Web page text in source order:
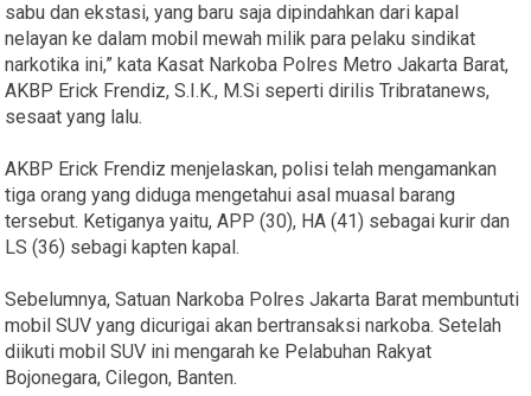
sabu dan ekstasi, yang baru saja dipindahkan dari kapal
nelayan ke dalam mobil mewah milik para pelaku sindikat
narkotika ini,” kata Kasat Narkoba Polres Metro Jakarta Barat,
AKBP Erick Frendiz, S.I.K., M.Si seperti dirilis Tribratanews,
sesaat yang lalu.
AKBP Erick Frendiz menjelaskan, polisi telah mengamankan
tiga orang yang diduga mengetahui asal muasal barang
tersebut. Ketiganya yaitu, APP (30), HA (41) sebagai kurir dan
LS (36) sebagi kapten kapal.
Sebelumnya, Satuan Narkoba Polres Jakarta Barat membuntuti
mobil SUV yang dicurigai akan bertransaksi narkoba. Setelah
diikuti mobil SUV ini mengarah ke Pelabuhan Rakyat
Bojonegara, Cilegon, Banten.